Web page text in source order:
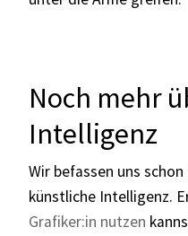
Noch mehr
Intelligenz
Wir befassen uns
künstliche Intelligenz.
Grafiker:in nutzen